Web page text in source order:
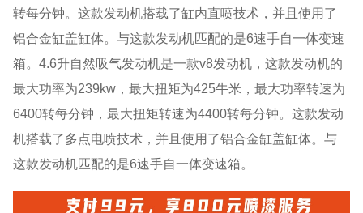
转每分钟。这款发动机搭载了缸内直喷技术，并且使用了
铝合金缸盖缸体。与这款发动机匹配的是6速手自一体变速
箱。4.6升自然吸气发动机是一款v8发动机，这款发动机的
最大功率为239kw，最大扭矩为425牛米，最大功率转速为
6400转每分钟，最大扭矩转速为4400转每分钟。这款发动
机搭载了多点电喷技术，并且使用了铝合金缸盖缸体。与
这款发动机匹配的是6速手自一体变速箱。